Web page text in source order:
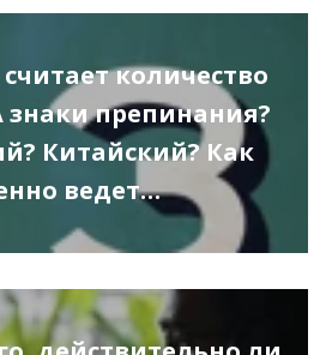
количество
знаки препинания?
Китайский? Как
ведет…